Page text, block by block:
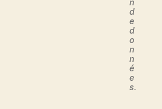
d
e
d
o
n
n
é
e
s.